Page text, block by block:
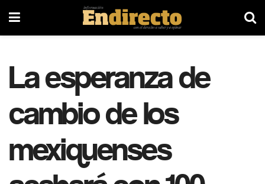
La esperanza de
cambio de los
mexiquenses